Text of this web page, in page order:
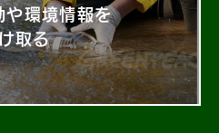
や環境情報を
取る